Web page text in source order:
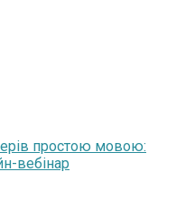
простою мовою:
вебінар